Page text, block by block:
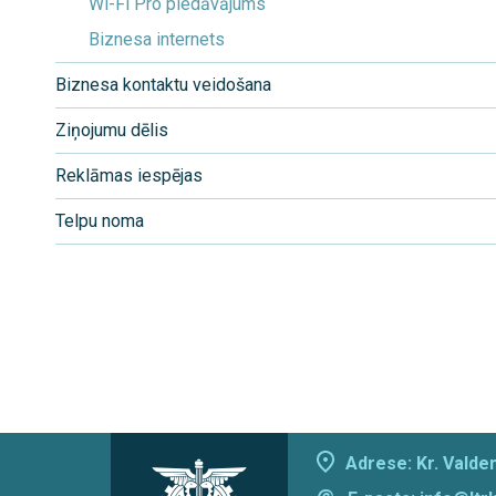
Biznesa internets
Biznesa kontaktu veidošana
Ziņojumu dēlis
Reklāmas iespējas
Telpu noma
Adrese: Kr.